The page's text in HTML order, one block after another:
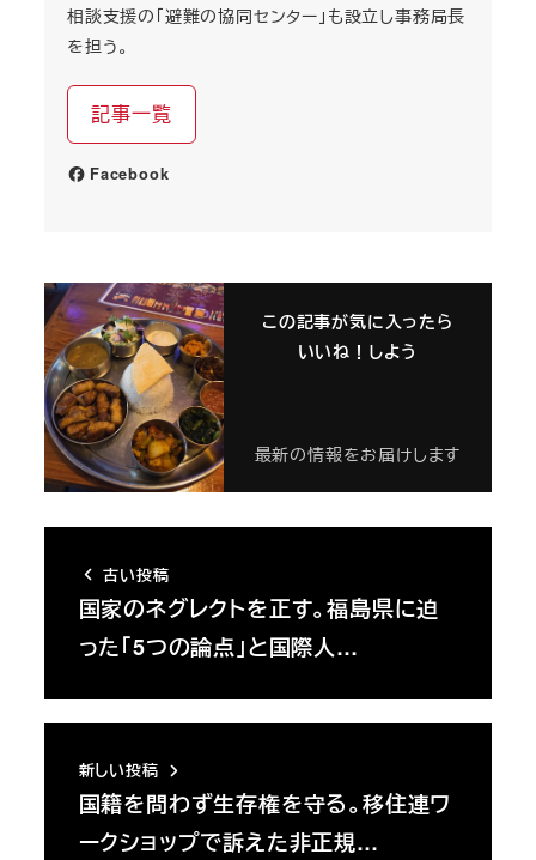
相談支援の「避難の協同センター」も設立し事務局長
を担う。
記事一覧
Facebook
この記事が気に入ったら
いいね！しよう
最新の情報をお届けします
古い投稿
国家のネグレクトを正す。福島県に迫
った「5つの論点」と国際人…
新しい投稿
国籍を問わず生存権を守る。移住連ワ
ークショップで訴えた非正規…